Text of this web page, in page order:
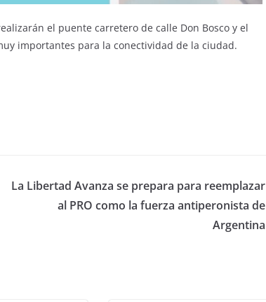
el puente carretero de calle Don Bosco y el
importantes para la conectividad de la ciudad.
La Libertad Avanza se prepara para reemplazar
al PRO como la fuerza antiperonista de
Argentina